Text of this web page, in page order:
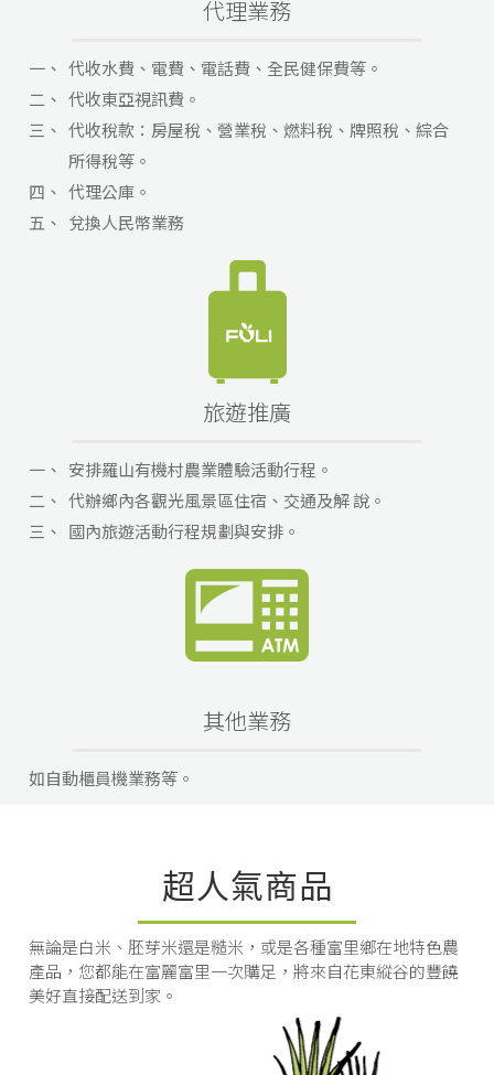
代理業務
一、 代收水費、電費、電話費、全民健保費等。
二、 代收東亞視訊費。
三、 代收稅款：房屋稅、營業稅、燃料稅、牌照稅、綜合
所得稅等。
四、 代理公庫。
五、 兌換人民幣業務
旅遊推廣
一、 安排羅山有機村農業體驗活動行程。
二、 代辦鄉內各觀光風景區住宿、交通及解 說。
三、 國內旅遊活動行程規劃與安排。
其他業務
如自動櫃員機業務等。
超人氣商品
無論是白米、胚芽米還是糙米，或是各種富里鄉在地特色農
產品，您都能在富麗富里一次購足，將來自花東縱谷的豐饒
美好直接配送到家。